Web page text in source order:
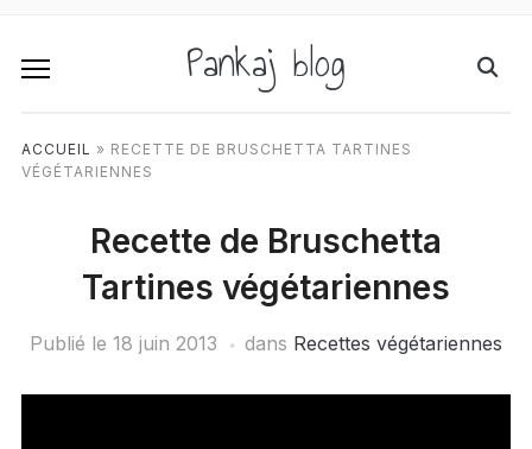
Pankaj blog
ACCUEIL » RECETTE DE BRUSCHETTA TARTINES
VÉGÉTARIENNES
Recette de Bruschetta
Tartines végétariennes
Publié le 18 juin 2013 dans Recettes végétariennes